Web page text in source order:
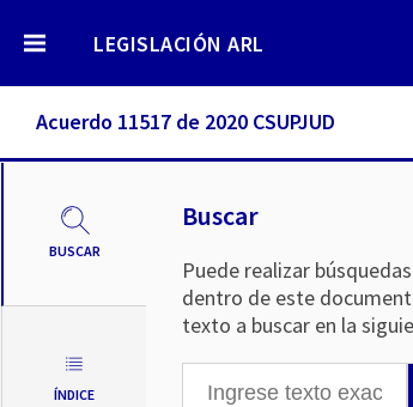
LEGISLACIÓN ARL
Acuerdo 11517 de 2020 CSUPJUD
BUSCAR
ÍNDICE
Buscar
Puede realizar
dentro de este
texto a buscar en la